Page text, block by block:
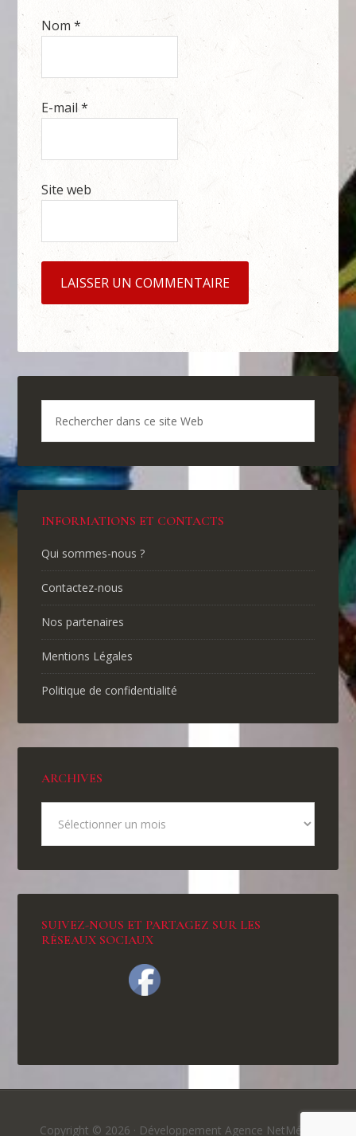
Nom*
E-mail*
Site web
INFORMATIONS ET CONTACTS
Qui sommes-nous ?
Contactez-nous
Nos partenaires
Mentions Légales
Politique de confidentialité
ARCHIVES
SUIVEZ-NOUS ET PARTAGEZ SUR LES
RÉSEAUX SOCIAUX
Copyright © 2026 · Développement Agence NetMédia